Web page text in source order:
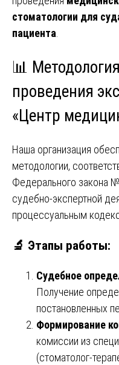
стоматологии для
пациента
📊
проведения
«Центр
Наша организация
методологии,
Федерального закона
судебно-экспертной
процессуальным
🔬 Этапы работы:
Судебное
Получение
постановленных
Формирование
комиссии из
(стоматолог-